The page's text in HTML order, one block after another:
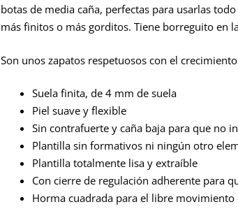
botas de media caña, perfectas para usarlas
más finitos o más gorditos. Tiene borreguito en
Son unos zapatos respetuosos con el
Suela finita, de 4 mm de suela
Piel suave y flexible
Sin contrafuerte y caña baja para que no
Plantilla sin formativos ni ningún otro
Plantilla totalmente lisa y extraíble
Con cierre de regulación adherente para
Horma cuadrada para el libre movimiento